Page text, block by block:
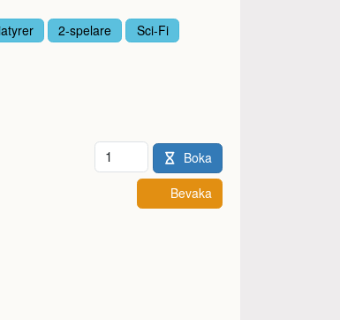
2-spelare Sci-Fi
Antal Boka
Bevaka